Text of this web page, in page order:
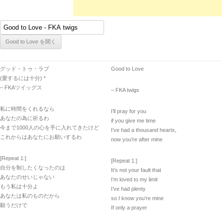
グッド・トゥ・ラブ
(愛するには十分) *
– FKAツイッグス
私に時間をくれるなら
あなたの為に祈るわ
今まで1000人の心を手に入れてきたけど
これからはあなたにお願いするわ
[Repeat 1:]
自分を制したくなったのは
あなたのせいじゃない
もう私は十分よ
あなたは私のものだから
願うだけで
Good to Love
– FKA twigs
I’ll pray for you
if you give me time
I’ve had a thousand hearts,
now you’re after mine
[Repeat 1:]
It’s not your fault that
I’m loved to my limit
I’ve had plenty
so I know you’re mine
If only a prayer